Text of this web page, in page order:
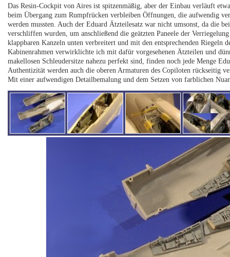
Das Resin-Cockpit von Aires ist spitzenmäßig, aber der Einbau verläuft
beim Übergang zum Rumpfrücken verbleiben Öffnungen, die aufwendig
werden mussten. Auch der Eduard Ätzteilesatz war nicht umsonst, da die
verschliffen wurden, um anschließend die geätzten Paneele der
klappbaren Kanzeln unten verbreitert und mit den entsprechenden
Kabinenrahmen verwirklichte ich mit dafür vorgesehenen Ätzteilen und
makellosen Schleudersitze nahezu perfekt sind, finden noch jede Menge
Authentizität werden auch die oberen Armaturen des Copiloten rückseitig
Mit einer aufwendigen Detailbemalung und dem Setzen von farblichen